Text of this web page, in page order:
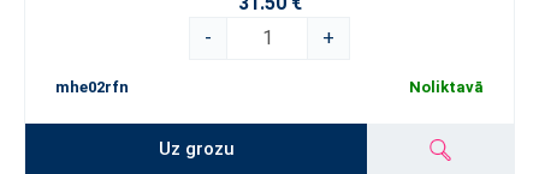
-
+
mhe02rfn Noliktavā
Uz grozu